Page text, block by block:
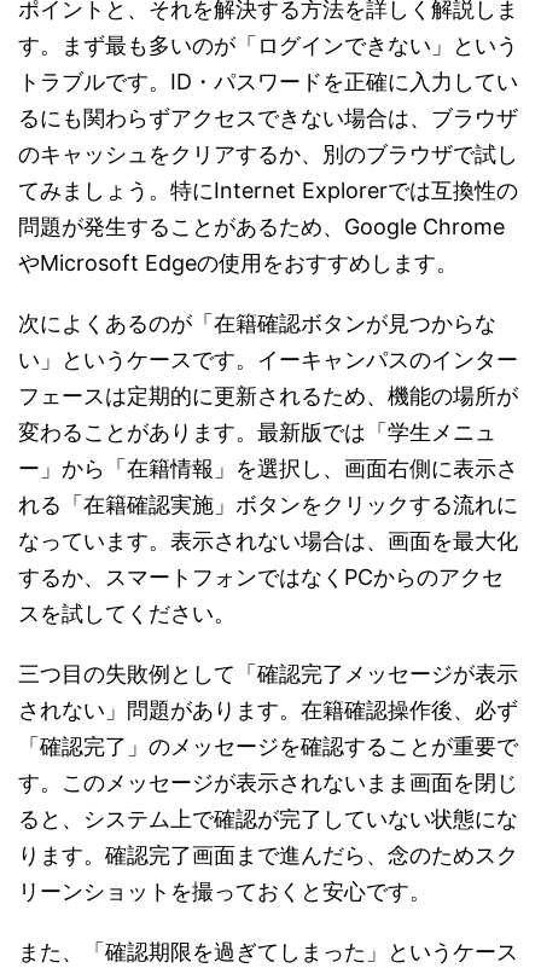
ポイントと、それを解決する方法を詳しく解説しま
す。まず最も多いのが「ログインできない」という
トラブルです。ID・パスワードを正確に入力してい
るにも関わらずアクセスできない場合は、ブラウザ
のキャッシュをクリアするか、別のブラウザで試し
てみましょう。特にInternet Explorerでは互換性の
問題が発生することがあるため、Google Chrome
やMicrosoft Edgeの使用をおすすめします。
次によくあるのが「在籍確認ボタンが見つからな
い」というケースです。イーキャンパスのインター
フェースは定期的に更新されるため、機能の場所が
変わることがあります。最新版では「学生メニュ
ー」から「在籍情報」を選択し、画面右側に表示さ
れる「在籍確認実施」ボタンをクリックする流れに
なっています。表示されない場合は、画面を最大化
するか、スマートフォンではなくPCからのアクセ
スを試してください。
三つ目の失敗例として「確認完了メッセージが表示
されない」問題があります。在籍確認操作後、必ず
「確認完了」のメッセージを確認することが重要で
す。このメッセージが表示されないまま画面を閉じ
ると、システム上で確認が完了していない状態にな
ります。確認完了画面まで進んだら、念のためスク
リーンショットを撮っておくと安心です。
また、「確認期限を過ぎてしまった」というケース